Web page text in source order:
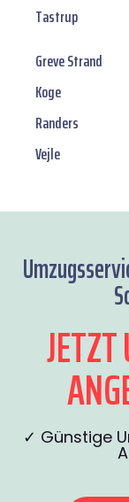
Tastrup
Greve Strand
Koge
Randers
Vejle
✓ Günstige